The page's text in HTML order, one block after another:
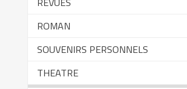
ROMAN
SOUVENIRS PERSONNELS
THEATRE